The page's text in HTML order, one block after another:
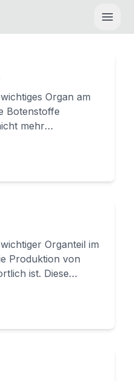
Organ am
Botenstoffe
mehr
kann es zu
Organteil im
Produktion von
ist. Diese
C...